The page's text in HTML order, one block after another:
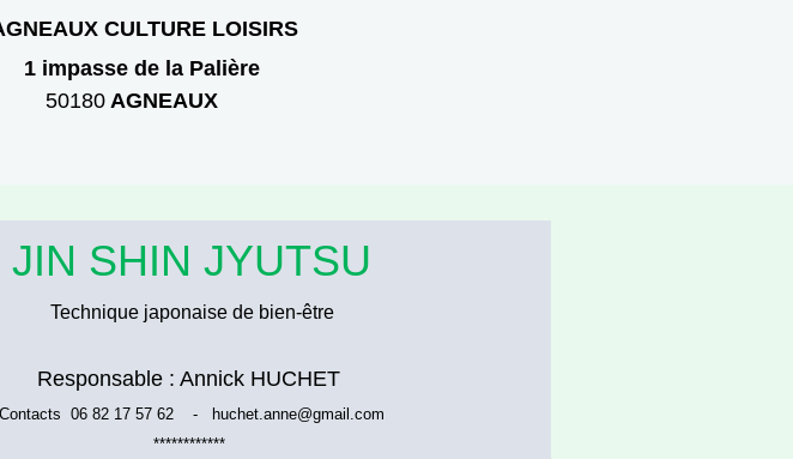
CULTURE LOISIRS
1 impassede la Palière
50180AGNEAUX
JIN SHIN JYUTSU
Technique japonaise de bien-être
Responsable : Annick HUCHET
Contacts 06 82 17 57 62 - huchet.anne@gmail.com
************